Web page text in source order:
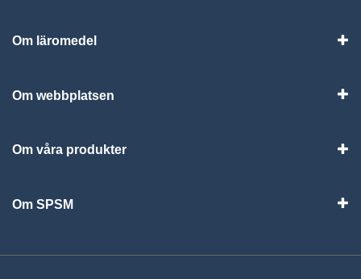
Om läromedel
Om webbplatsen
Om våra produkter
Om SPSM